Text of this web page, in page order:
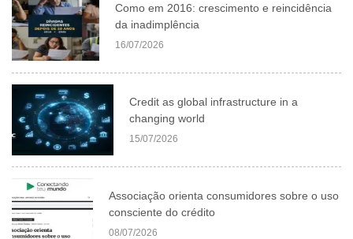
Como em 2016: crescimento e reincidência
da inadimplência
16/07/2026
Credit as global infrastructure in a
changing world
15/07/2026
Associação orienta consumidores sobre o uso
consciente do crédito
08/07/2026